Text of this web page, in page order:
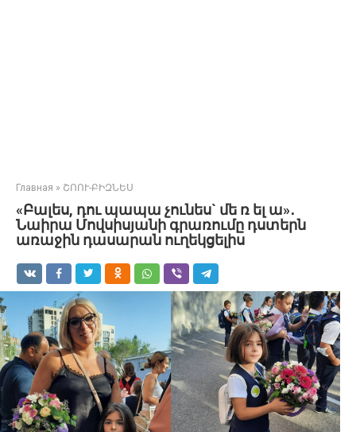
Главная » ՇՈՈՒ-ԲԻԶՆԵՍ
«Բալես, դու պապա չունես` մե ռ ել ա»․
Նաիրա Մովսիսյանի գրառումը դստերն
առաջին դասարան ուղեկցելիս